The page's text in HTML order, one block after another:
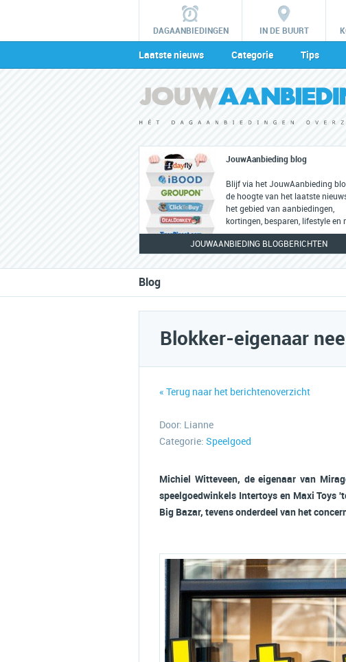
DAGAANBIEDINGEN IN DE BUURT
Laatste nieuws Categorie Tips
JouwAanbieding blog
Blijf via het JouwAanbieding
de hoogte van het laatste
het gebied van aanbiedingen,
kortingen, besparen, lifestyle en
JOUWAANBIEDING BLOGBERICHTEN
Blog
Blokker-eigenaar
« Terug naar het berichtenoverzicht
Door: Lianne
Categorie: Speelgoed
Michiel Witteveen, de eigenaar van
speelgoedwinkels Intertoys en Maxi Toys
Big Bazar, tevens onderdeel van het